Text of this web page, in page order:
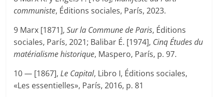
communiste, Éditions sociales, París, 2023.
9 Marx [1871],Sur la Commune de Paris, Éditions
sociales, París, 2021; Balibar É. [1974], Cinq Études du
matérialisme historique, Maspero, París, p. 97.
10 — [1867],Le Capital, Libro I, Éditions sociales,
«Les essentielles», París, 2016, p. 81